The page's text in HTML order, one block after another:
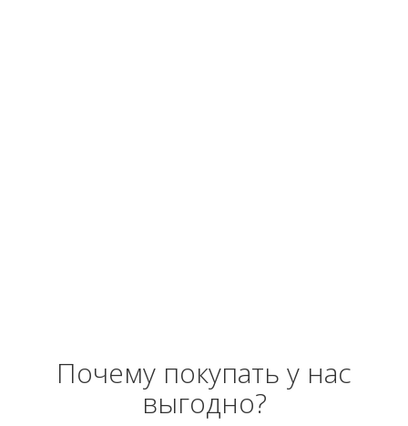
Почему покупать у нас
выгодно?